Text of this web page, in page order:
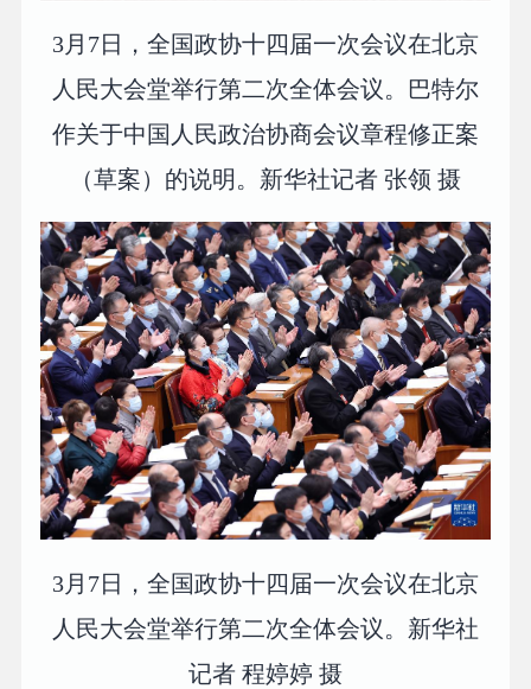
3月7日，全国政协十四届一次会议在北京
人民大会堂举行第二次全体会议。巴特尔
作关于中国人民政治协商会议章程修正案
（草案）的说明。新华社记者 张领 摄
3月7日，全国政协十四届一次会议在北京
人民大会堂举行第二次全体会议。新华社
记者 程婷婷 摄